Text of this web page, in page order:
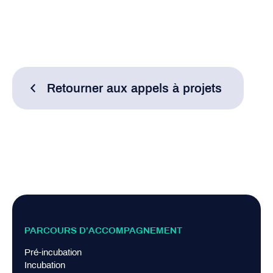
Retourner aux appels à projets
PARCOURS D’ACCOMPAGNEMENT
Pré-incubation
Incubation